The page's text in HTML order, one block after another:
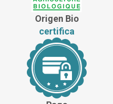
Origen Bio
certifica